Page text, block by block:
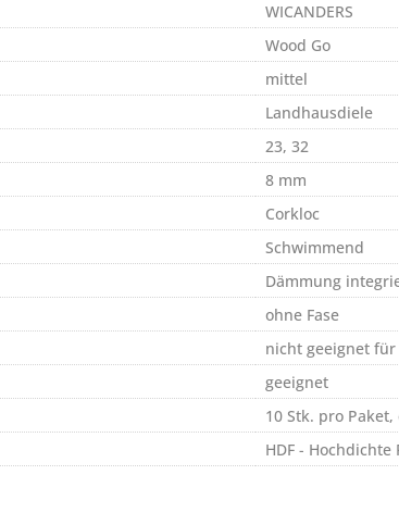
WICANDERS
Wood Go
mittel
Landhausdiele
23, 32
8 mm
Corkloc
Schwimmend
Dämmung
ohne Fase
nicht geeignet
geeignet
10 Stk. pro
HDF - Hochdichte